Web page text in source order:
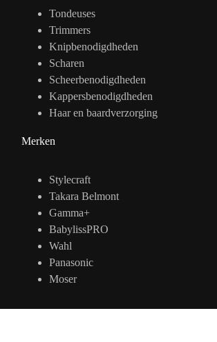
Tondeuses
Trimmers
Knipbenodigdheden
Scharen
Scheerbenodigdheden
Kappersbenodigdheden
Haar en baardverzorging
Merken
Stylecraft
Takara Belmont
Gamma+
BabylissPRO
Wahl
Panasonic
Moser